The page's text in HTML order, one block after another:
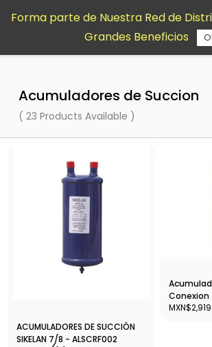
contenido
Acumuladores de Succion
( 23 Products Available )
ACUMULADORES DE SUCCIÓN
SIKELAN 7/8 - ALSCRF002
Conexion
5127
Forma parte de Nuestra Red de
Grandes Beneficios